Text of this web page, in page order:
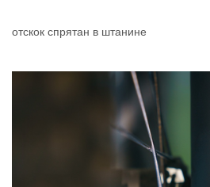
отскок спрятан в штанине